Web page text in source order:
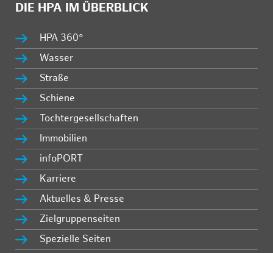
DIE HPA IM ÜBERBLICK
HPA 360°
Wasser
Straße
Schiene
Tochtergesellschaften
Immobilien
infoPORT
Karriere
Aktuelles & Presse
Zielgruppenseiten
Spezielle Seiten